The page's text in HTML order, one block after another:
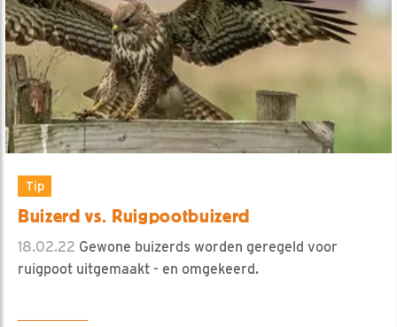
Tip
Buizerd vs. Ruigpootbuizerd
18.02.22 Gewone buizerds worden geregeld voor
ruigpoot uitgemaakt - en omgekeerd.